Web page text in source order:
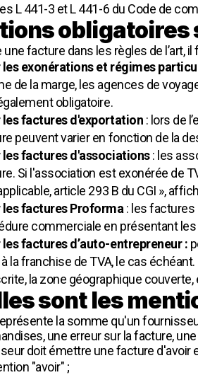
L 441-3 et L 441-6 du Code de
obligatoires
une facture dans les règles de
les exonérations et régimes
de la marge, les agences de
obligatoire.
les factures d'exportation : lors de
peuvent varier en fonction de la
les factures d'associations: les
Si l'association est exonérée de
article 293 B du CGI »,
les factures Proforma : les factures
commerciale en présentant
les factures d’auto-entrepreneur :
à la franchise de TVA, le cas
la zone géographique couverte,
sont les
la somme qu'un
une erreur sur la facture,
doit émettre une facture
"avoir" ;